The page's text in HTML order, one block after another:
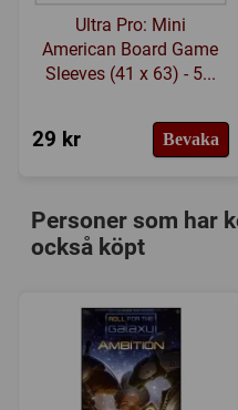
Ultra Pro: Mini
American Board Game
Sleeves (41 x 63) - 5...
29 kr Bevaka
Personer som har
också köpt